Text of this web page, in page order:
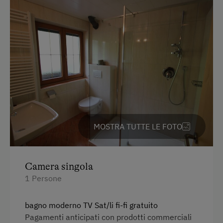
Partecipazione alla vita familiare
Giardino / prato
Giardino della casa
Prodotti fatti in casa
Aiutare in fattoria
Frutteto
Offerte pacchetti vacanza
Distilleria artisanale
Degustazione d'acquavite
Servizi per neonati e bambini
MOSTRA TUTTE LE FOTO
Camera singola
1 Persone
bagno moderno TV Sat/li fi-fi gratuito
Pagamenti anticipati con prodotti commerciali